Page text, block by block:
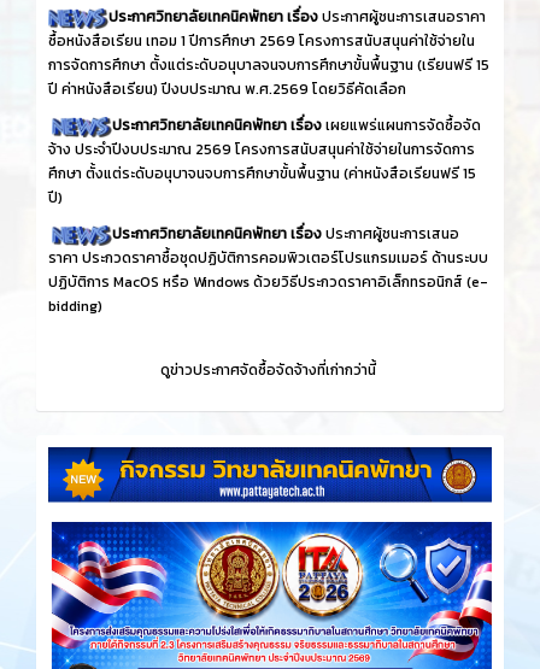
ประกาศวิทยาลัยเทคนิคพัทยา เรื่องประกาศผู้ชนะการเสนอราคา
ซื้อหนังสือเรียน เทอม 1 ปีการศึกษา 2569 โครงการสนับสนุนค่าใช้จ่ายใน
การจัดการศึกษา ตั้งแต่ระดับอนุบาลจนจบการศึกษาขั้นพื้นฐาน (เรียนฟรี 15
ปี ค่าหนังสือเรียน) ปีงบประมาณ พ.ศ.2569 โดยวิธีคัดเลือก
ประกาศวิทยาลัยเทคนิคพัทยา เรื่องเผยแพร่แผนการจัดซื้อจัด
จ้าง ประจำปีงบประมาณ 2569 โครงการสนับสนุนค่าใช้จ่ายในการจัดการ
ศึกษา ตั้งแต่ระดับอนุบาจนจบการศึกษาขั้นพื้นฐาน (ค่าหนังสือเรียนฟรี 15
ปี)
ประกาศวิทยาลัยเทคนิคพัทยา เรื่องประกาศผู้ชนะการเสนอ
ราคา ประกวดราคาซื้อชุดปฏิบัติการคอมพิวเตอร์โปรแกรมเมอร์ ด้านระบบ
ปฏิบัติการ MacOS หรือ Windows ด้วยวิธีประกวดราคาอิเล็กทรอนิกส์ (e-
bidding)
ดูข่าวประกาศจัดซื้อจัดจ้างที่เก่ากว่านี้